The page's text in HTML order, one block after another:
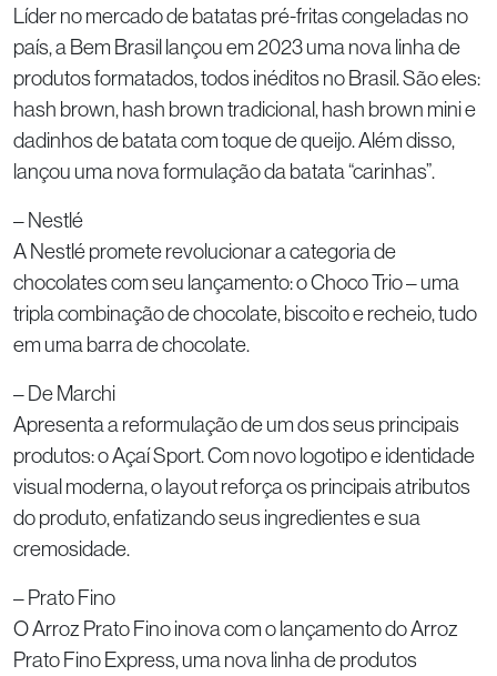
Líder no mercado de batatas pré-fritas congeladas no
país, a Bem Brasil lançou em 2023 uma nova linha de
produtos formatados, todos inéditos no Brasil. São eles:
hash brown, hash brown tradicional, hash brown mini e
dadinhos de batata com toque de queijo. Além disso,
lançou uma nova formulação da batata “carinhas”.
– Nestlé
A Nestlé promete revolucionar a categoria de
chocolates com seu lançamento: o Choco Trio – uma
tripla combinação de chocolate, biscoito e recheio, tudo
em uma barra de chocolate.
– De Marchi
Apresenta a reformulação de um dos seus principais
produtos: o Açaí Sport. Com novo logotipo e identidade
visual moderna, o layout reforça os principais atributos
do produto, enfatizando seus ingredientes e sua
cremosidade.
– Prato Fino
O Arroz Prato Fino inova com o lançamento do Arroz
Prato Fino Express, uma nova linha de produtos